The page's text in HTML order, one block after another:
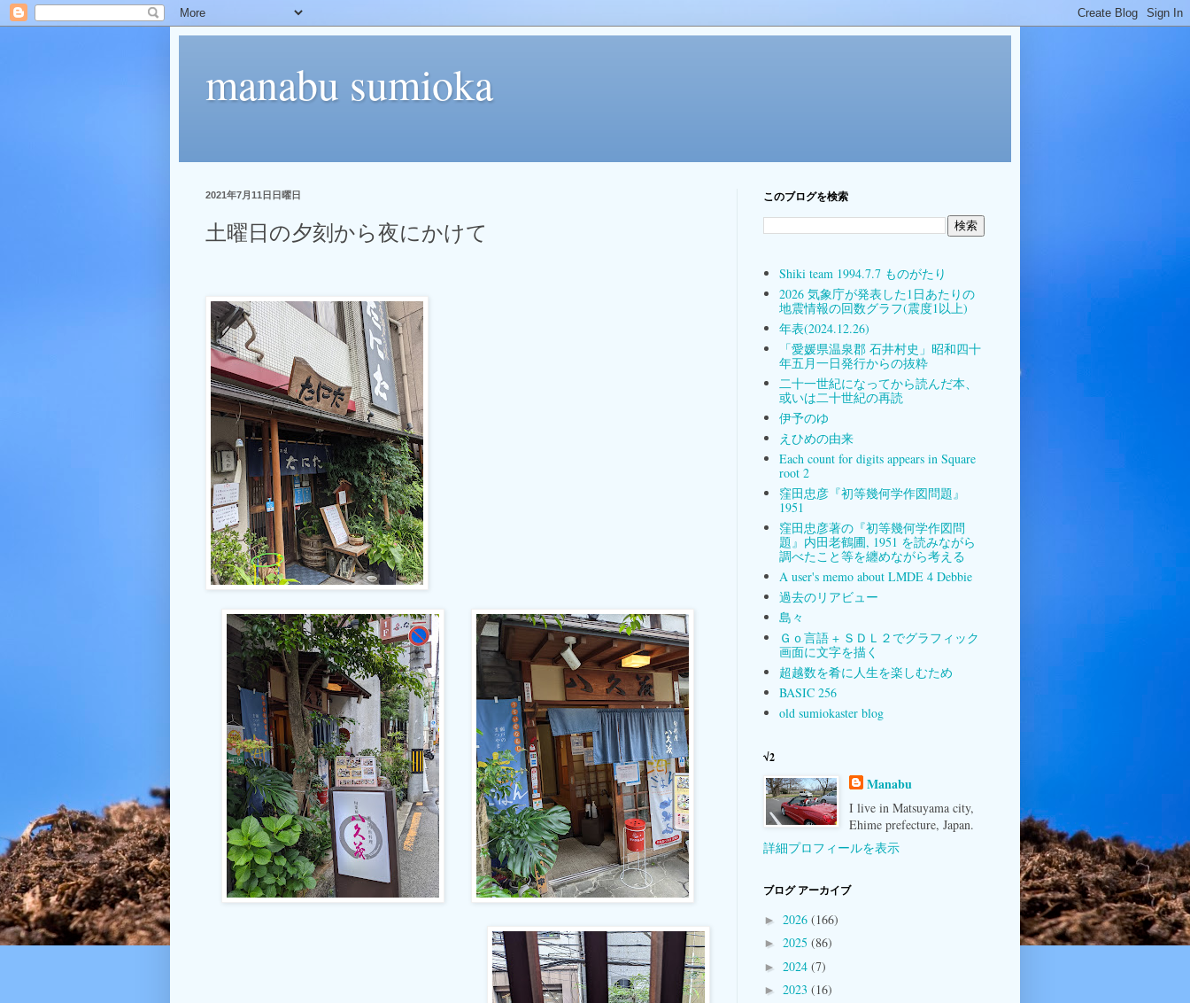
manabu sumioka
2021年7月11日日曜日
土曜日の夕刻から夜にかけて
このブログを検索
Shiki team 1994.7.7 ものがたり
2026 気象庁が発表した1日あたりの
地震情報の回数グラフ(震度1以上)
年表(2024.12.26)
「愛媛県温泉郡 石井村史」昭和四十
年五月一日発行からの抜粋
二十一世紀になってから読んだ本、
或いは二十世紀の再読
伊予のゆ
えひめの由来
Each count for digits appears in Square
root 2
窪田忠彦『初等幾何学作図問題』
1951
窪田忠彦著の『初等幾何学作図問
題』内田老鶴圃, 1951 を読みながら
調べたこと等を纏めながら考える
A user's memo about LMDE 4 Debbie
過去のリアビュー
島々
Ｇｏ言語 + ＳＤＬ２でグラフィック
画面に文字を描く
超越数を肴に人生を楽しむため
BASIC 256
old sumiokaster blog
√2
Manabu
I live in Matsuyama city,
Ehime prefecture, Japan.
詳細プロフィールを表示
ブログ アーカイブ
► 2026 (166)
► 2025 (86)
► 2024 (7)
► 2023 (16)